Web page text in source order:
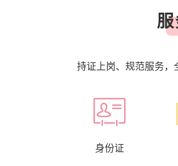
持证上岗、规范服务，
身份证